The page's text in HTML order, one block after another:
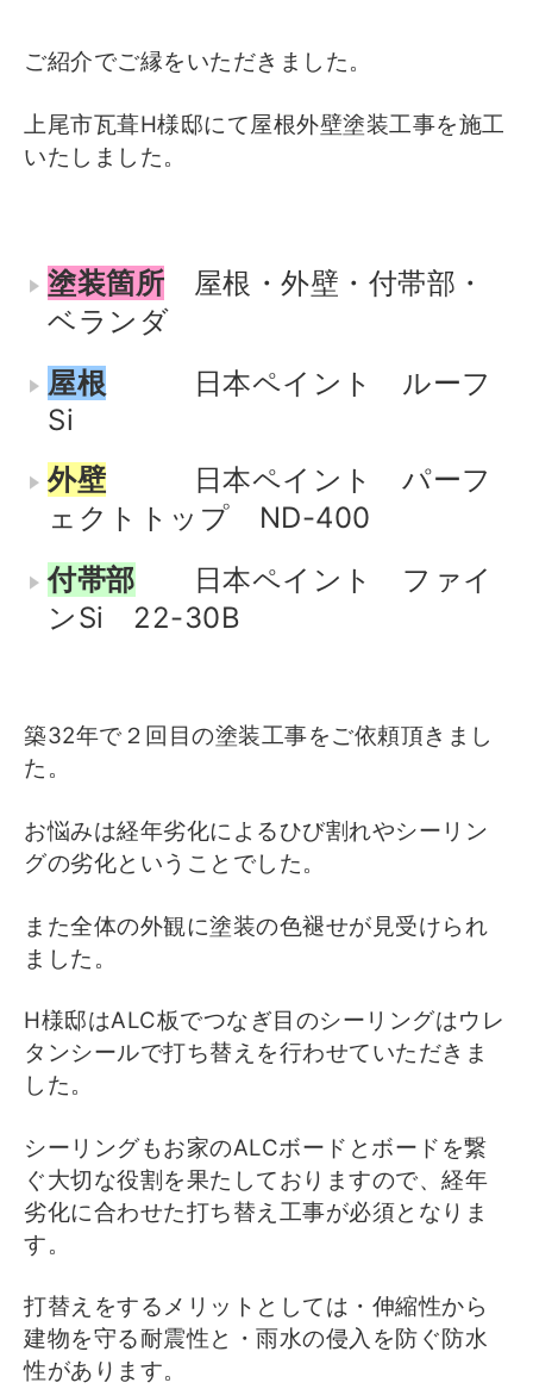
ご紹介でご縁をいただきました。
上尾市瓦葺H様邸にて屋根外壁塗装工事を施工
いたしました。
塗装箇所
屋根・外壁・付帯部・
ベランダ
屋根
日本ペイント ルーフ
Si
外壁
日本ペイント パーフ
ェクトトップ ND-400
付帯部
日本ペイント ファイ
ンSi 22-30B
築32年で２回目の塗装工事をご依頼頂きまし
た。
お悩みは経年劣化によるひび割れやシーリン
グの劣化ということでした。
また全体の外観に塗装の色褪せが見受けられ
ました。
H様邸はALC板でつなぎ目のシーリングはウレ
タンシールで打ち替えを行わせていただきま
した。
シーリングもお家のALCボードとボードを繋
ぐ大切な役割を果たしておりますので、経年
劣化に合わせた打ち替え工事が必須となりま
す。
打替えをするメリットとしては・伸縮性から
建物を守る耐震性と・雨水の侵入を防ぐ防水
性があります。